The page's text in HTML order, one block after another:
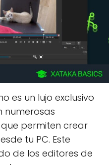
es un lujo exclusivo
numerosas
permiten crear
tu PC. Este
de los editores de